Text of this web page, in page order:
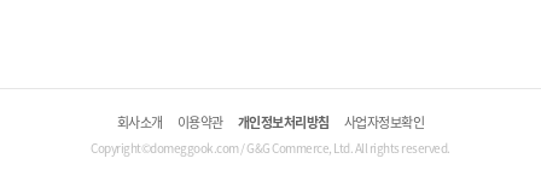
회사소개 이용약관 개인정보처리방침 사업자정보확인
Copyright©domeggook.com / G&G Commerce, Ltd. All rights reserved.